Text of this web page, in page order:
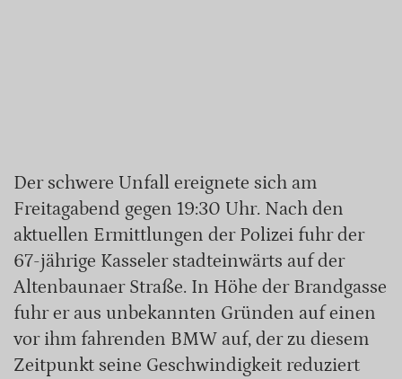
Der schwere Unfall ereignete sich am
Freitagabend gegen 19:30 Uhr. Nach den
aktuellen Ermittlungen der Polizei fuhr der
67-jährige Kasseler stadteinwärts auf der
Altenbaunaer Straße. In Höhe der Brandgasse
fuhr er aus unbekannten Gründen auf einen
vor ihm fahrenden BMW auf, der zu diesem
Zeitpunkt seine Geschwindigkeit reduziert